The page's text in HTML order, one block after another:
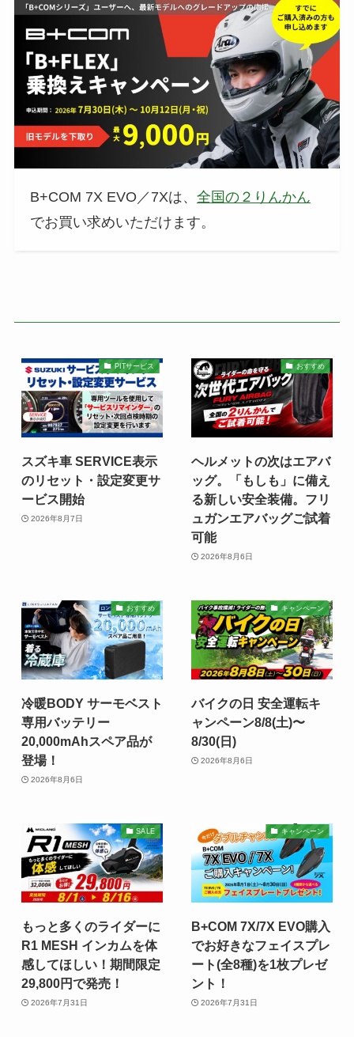
B+COM 7X EVO／7Xは、全国の２りんかん
でお買い求めいただけます。
PITサービス
スズキ車 SERVICE表示
のリセット・設定変更サ
ービス開始
2026年8月7日
おすすめ
ヘルメットの次はエアバ
ッグ。「もしも」に備え
る新しい安全装備。フリ
ュガンエアバッグご試着
可能
2026年8月6日
おすすめ
冷暖BODY サーモベスト
専用バッテリー
20,000mAhスペア品が
登場！
2026年8月6日
キャンペーン
バイクの日 安全運転キ
ャンペーン8/8(土)〜
8/30(日)
2026年8月6日
SALE
もっと多くのライダーに
R1 MESH インカムを体
感してほしい！期間限定
29,800円で発売！
2026年7月31日
キャンペーン
B+COM 7X/7X EVO購入
でお好きなフェイスプレ
ート(全8種)を1枚プレゼ
ント！
2026年7月31日